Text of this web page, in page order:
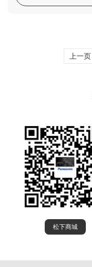
上一页
松下商城